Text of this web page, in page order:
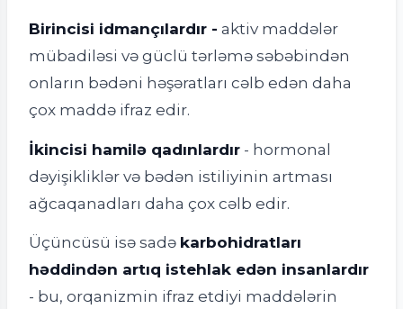
Birincisi idmançılardır - aktiv maddələr
mübadiləsi və güclü tərləmə səbəbindən
onların bədəni həşəratları cəlb edən daha
çox maddə ifraz edir.
İkincisi hamilə qadınlardır - hormonal
dəyişikliklər və bədən istiliyinin artması
ağcaqanadları daha çox cəlb edir.
Üçüncüsü isə sadə karbohidratları
həddindən artıq istehlak edən insanlardır
- bu, orqanizmin ifraz etdiyi maddələrin